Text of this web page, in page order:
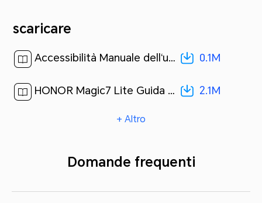
scaricare
Accessibilità Manuale dell‘utente-(MagicOS 9.0_01,it)[ 0.1M ] 0.1M
HONOR Magic7 Lite Guida rapida-(Magic OS 8.0_01,BRP-NX1M,it)[ 2.1M ] 2.1M
+ Altro
Domande frequenti